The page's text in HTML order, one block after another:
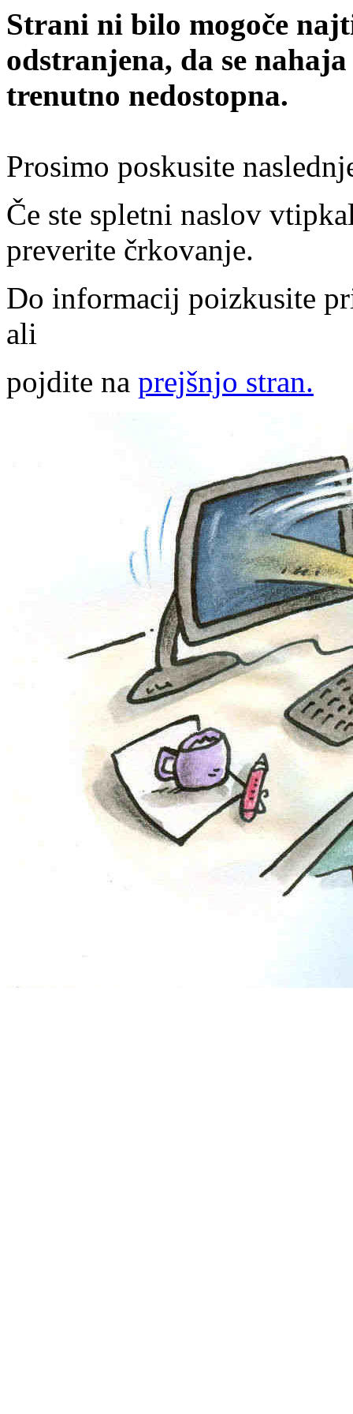
Strani ni bilo mogoče
odstranjena, da se
trenutno nedostopna.
Prosimo poskusite
Če ste spletni naslov
preverite črkovanje.
Do informacij poizkusite
ali
pojdite na prejšnjo stran.